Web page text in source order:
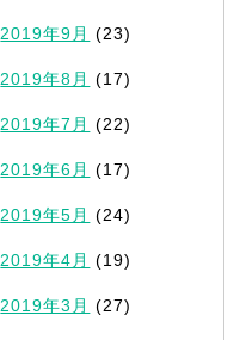
2019年9月 (23)
2019年8月 (17)
2019年7月 (22)
2019年6月 (17)
2019年5月 (24)
2019年4月 (19)
2019年3月 (27)